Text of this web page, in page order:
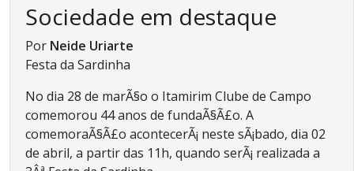
Sociedade em destaque
Por Neide Uriarte
Festa da Sardinha
No dia 28 de marÃ§o o Itamirim Clube de Campo
comemorou 44 anos de fundaÃ§Ã£o. A
comemoraÃ§Ã£o acontecerÃ¡ neste sÃ¡bado, dia 02
de abril, a partir das 11h, quando serÃ¡ realizada a